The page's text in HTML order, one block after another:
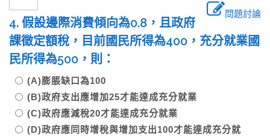
問題討論
4. 假設邊際消費傾向為0.8，且政府
課徵定額稅，目前國民所得為400，充分就業國
民所得為500，則：
(A)膨脹缺口為100
(B)政府支出應增加25才能達成充分就業
(C)政府應減稅20才能達成充分就業
(D)政府應同時增稅與增加支出100才能達成充分就